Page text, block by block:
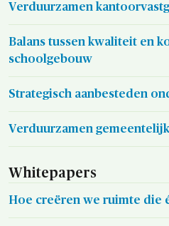
Verduurzamen
Balans tussen kwaliteit en
schoolgebouw
Strategisch aanbesteden
Verduurzamen
Whitepapers
Hoe creëren we ruimte die